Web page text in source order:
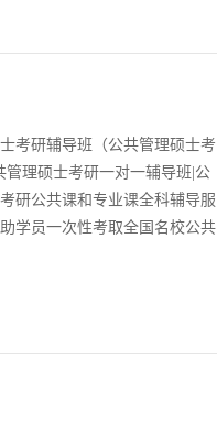
考研辅导班（公共管理硕士考
理硕士考研一对一辅导班|公
研公共课和专业课全科辅导服
学员一次性考取全国名校公共